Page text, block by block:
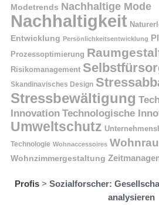
Modetrends Nachhaltige Mode
Nachhaltigkeit
Entwicklung Persönlichkeitsentwicklung
Prozessoptimierung
Risikomanagement
Skandinavisches Design
Stressbewältigung
Innovation Technologische
Umweltschutz
Technologie Wohnaccessoires
Wohnzimmergestaltung
Profis > Sozialforscher:
analysieren